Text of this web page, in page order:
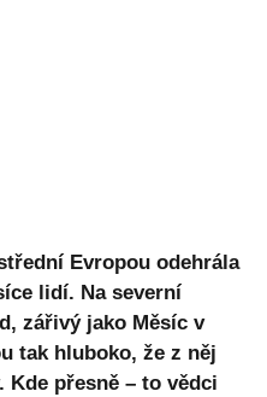
Evropou odehrála
lidí. Na severní
zářivý jako Měsíc v
tak hluboko, že z něj
Kde přesně – to vědci